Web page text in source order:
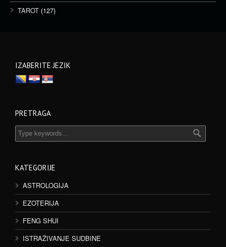
TAROT (127)
IZABERITE JEZIK
PRETRAGA
KATEGORIJE
ASTROLOGIJA
EZOTERIJA
FENG SHUI
ISTRAŽIVANJE SUDBINE